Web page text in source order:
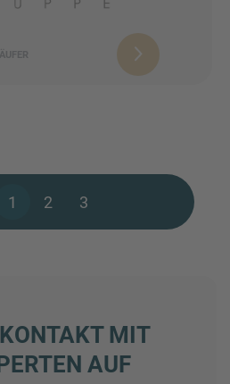
1 2 3
MIT
AUF